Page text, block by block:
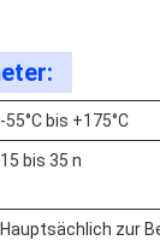
-55°C bis +175°C
15 bis 35 n
Hauptsächlich zur